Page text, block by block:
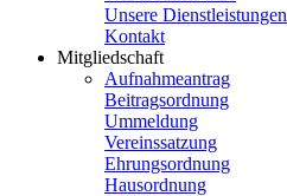
Unsere Dienstleistungen
Kontakt
Mitgliedschaft
Aufnahmeantrag
Beitragsordnung
Ummeldung
Vereinssatzung
Ehrungsordnung
Hausordnung